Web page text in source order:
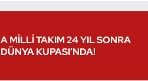
A MİLLİ TAKIM 24 YIL SONRA
DÜNYA KUPASI’NDA!